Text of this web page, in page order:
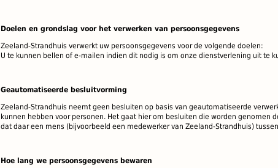
Doelen en grondslag voor het verwerken van persoonsgegevens
Zeeland-Strandhuis verwerkt uw persoonsgegevens voor de volgende doelen:
U te kunnen bellen of e-mailen indien dit nodig is om onze dienstverlening uit te
Geautomatiseerde besluitvorming
Zeeland-Strandhuis neemt geen besluiten op basis van geautomatiseerde
kunnen hebben voor personen. Het gaat hier om besluiten die worden genomen
dat daar een mens (bijvoorbeeld een medewerker van Zeeland-Strandhuis)
Hoe lang we persoonsgegevens bewaren